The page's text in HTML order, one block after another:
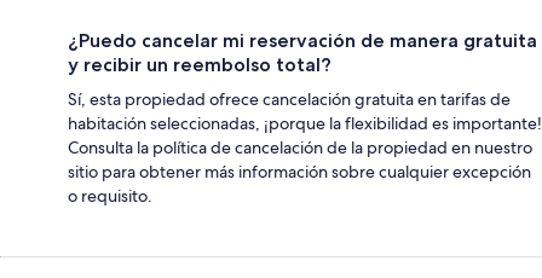
¿Puedo cancelar mi reservación de manera gratuita
y recibir un reembolso total?
Sí, esta propiedad ofrece cancelación gratuita en tarifas de
habitación seleccionadas, ¡porque la flexibilidad es importante!
Consulta la política de cancelación de la propiedad en nuestro
sitio para obtener más información sobre cualquier excepción
o requisito.